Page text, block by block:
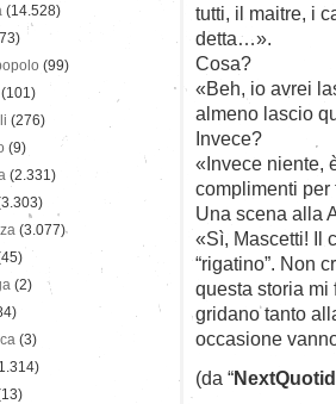
tutti, il maitre, i
detta…».
Cosa?
«Beh, io avrei
almeno lascio
Invece?
«Invece niente,
complimenti per
Una scena alla
«Sì, Mascetti! Il
“rigatino”. Non
questa storia mi
gridano tanto
occasione
(da “
(14.528)
(99)
(101)
(276)
(9)
(2.331)
(3.077)
(2)
(3)